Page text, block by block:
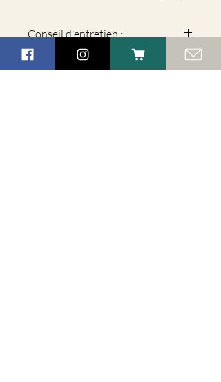
Conseil d'entretien :
Lavage en machine à 30°, dans un filet